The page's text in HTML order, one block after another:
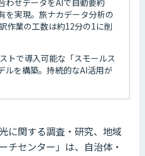
を実現。旅ナカデータ分析の
作業の工数は約12分の1に削
トで導入可能な「スモールス
ルを構築。持続的なAI活用が
に関する調査・研究、地域
チセンター」は、自治体・